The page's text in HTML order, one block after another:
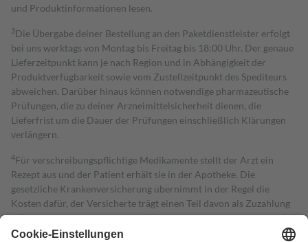
und Produktinformationen lesen.
3Die Übergabe deiner Bestellung an den Paketdienstleister erfolgt
bei uns werktags von Montag bis Freitag bis 18:00 Uhr. Der genaue
Lieferzeitpunkt kann je nach Region und in Abhängigkeit der
Produktverfügbarkeit sowie vom Zustellzeitpunkt des Spediteurs
abweichen. Darüber hinaus können notwendige pharmazeutische
Prüfungen, die zu deiner Arzneimittelsicherheit dienen, die
Lieferfrist um die Dauer der Prüfungen einschließlich Klärungen
verlängern.
4Für verschreibungspflichtige Medikamente stellt der Arzt ein
Rezept aus und der Patient erhält sie in der Apotheke. Die
gesetzliche Krankenversicherung übernimmt in der Regel die
Kosten dafür, der Versicherte trägt einen Teil davon als Zuzahlung
mit.
Grundsätzlich leisten Mitglieder Zuzahlungen in Höhe von zehn